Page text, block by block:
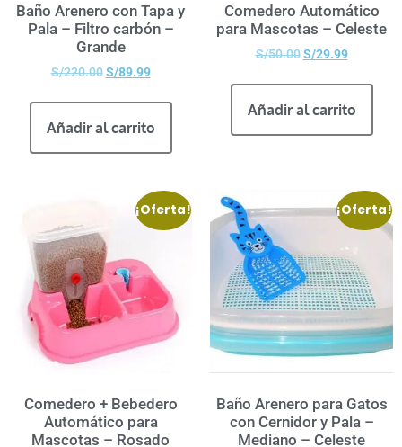
Baño Arenero con Tapa y
Pala – Filtro carbón –
Grande
S/220.00 S/89.99
Añadir al carrito
Comedero Automático
para Mascotas – Celeste
S/50.00 S/29.99
Añadir al carrito
¡Oferta!
Comedero + Bebedero
Automático para
Mascotas – Rosado
¡Oferta!
Baño Arenero para Gatos
con Cernidor y Pala –
Mediano – Celeste